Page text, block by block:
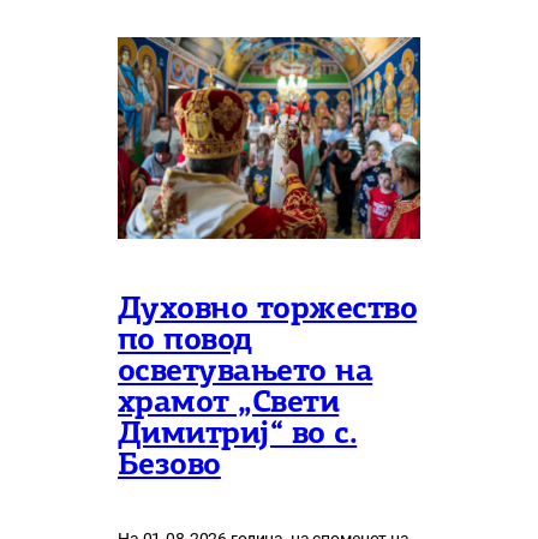
Духовно торжество
по повод
осветувањето на
храмот „Свети
Димитриј“ во с.
Безово